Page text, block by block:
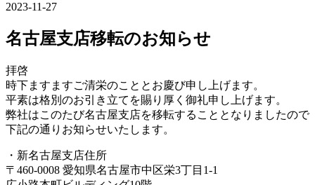
2023-11-27
名古屋支店移転のお知らせ
拝啓
時下ますますご清栄のこととお慶び申し上げます。
平素は格別のお引き立てを賜り厚く御礼申し上げます。
弊社はこのたび名古屋支店を移転することとなりましたので
下記の通りお知らせいたします。
・新名古屋支店住所
〒460-0008 愛知県名古屋市中区栄3丁目1-1